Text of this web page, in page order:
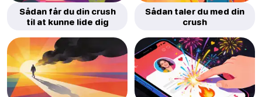
Sådan får du din crush
til at kunne lide dig
Sådan taler du med din
crush